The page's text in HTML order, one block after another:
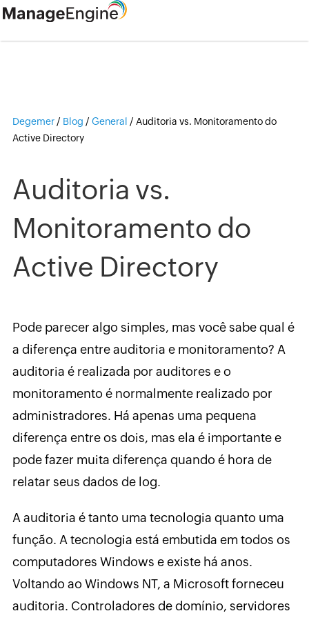
Degemer / Blog / General / Auditoria vs. Monitoramento do
Active Directory
Auditoria vs.
Monitoramento do
Active Directory
Pode parecer algo simples, mas você sabe qual é
a diferença entre auditoria e monitoramento? A
auditoria é realizada por auditores e o
monitoramento é normalmente realizado por
administradores. Há apenas uma pequena
diferença entre os dois, mas ela é importante e
pode fazer muita diferença quando é hora de
relatar seus dados de log.
A auditoria é tanto uma tecnologia quanto uma
função. A tecnologia está embutida em todos os
computadores Windows e existe há anos.
Voltando ao Windows NT, a Microsoft forneceu
auditoria. Controladores de domínio, servidores